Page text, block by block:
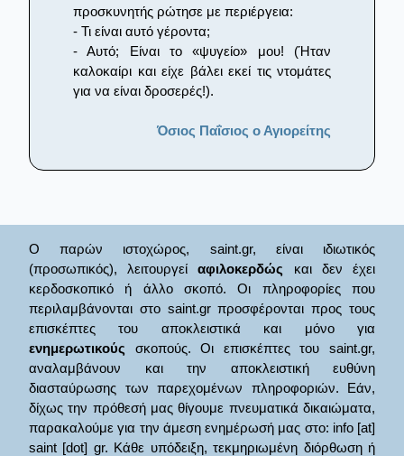
προσκυνητής ρώτησε με περιέργεια:
- Τι είναι αυτό γέροντα;
- Αυτό; Είναι το «ψυγείο» μου! (Ήταν
καλοκαίρι και είχε βάλει εκεί τις ντομάτες
για να είναι δροσερές!).
Όσιος Παΐσιος ο Αγιορείτης
Ο παρών ιστοχώρος, saint.gr, είναι ιδιωτικός
(προσωπικός), λειτουργείαφιλοκερδώς και δεν έχει
κερδοσκοπικό ή άλλο σκοπό. Οι πληροφορίες που
περιλαμβάνονται στο saint.gr προσφέρονται προς τους
επισκέπτες του αποκλειστικά και μόνο για
ενημερωτικούς σκοπούς. Οι επισκέπτες του saint.gr,
αναλαμβάνουν και την αποκλειστική ευθύνη
διασταύρωσης των παρεχομένων πληροφοριών. Εάν,
δίχως την πρόθεσή μας θίγουμε πνευματικά δικαιώματα,
παρακαλούμε για την άμεση ενημέρωσή μας στο: info [at]
saint [dot] gr. Κάθε υπόδειξη, τεκμηριωμένη διόρθωση ή